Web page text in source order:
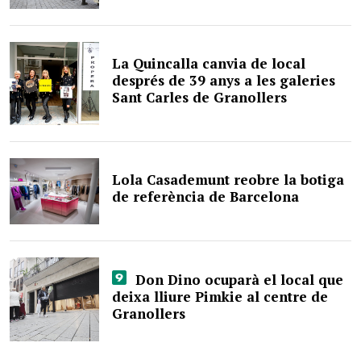
La Quincalla canvia de local
després de 39 anys a les galeries
Sant Carles de Granollers
Lola Casademunt reobre la botiga
de referència de Barcelona
Don Dino ocuparà el local que
deixa lliure Pimkie al centre de
Granollers